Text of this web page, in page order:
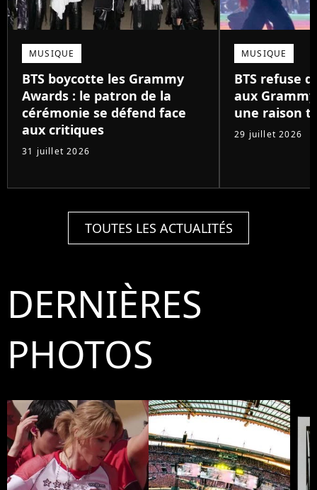
MUSIQUE
BTS boycotte les Grammy
Awards : le patron de la
cérémonie se défend face
aux critiques
31 juillet 2026
MUSIQUE
BTS refuse
aux
une raison
29 juillet 2026
TOUTES LES ACTUALITÉS
DERNIÈRES
PHOTOS